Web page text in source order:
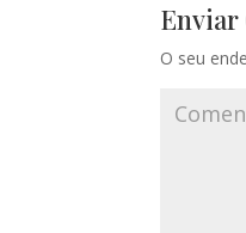
Enviar
O seu